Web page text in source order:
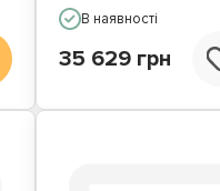
В наявності
35 629 грн